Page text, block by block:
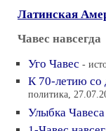
Латинская
Чавес навсегда
Уго Чавес -
К 70-летию со
политика,
Улыбка Чавеса